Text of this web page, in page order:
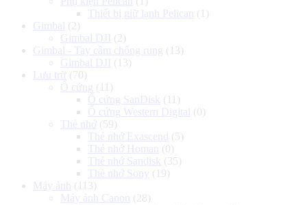
Thiết bị giữ lạnh Pelican
(1)
Gimbal (2)
Gimbal DJI (2)
Gimbal - Tay cầm chống rung (13)
Gimbal DJI (13)
Lưu trữ (70)
Ổ cứng (11)
Ổ cứng SanDisk (11)
Ổ cứng Western Digital (0)
Thẻ nhớ (59)
Thẻ nhớ Exascend
(5)
Thẻ nhớ Homan
(0)
Thẻ nhớ Sandisk (35)
Thẻ nhớ Sony (19)
Máy ảnh
(113)
Máy ảnh Canon
(28)